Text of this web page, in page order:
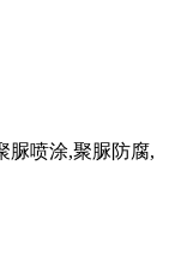
脲喷涂,聚脲防腐,